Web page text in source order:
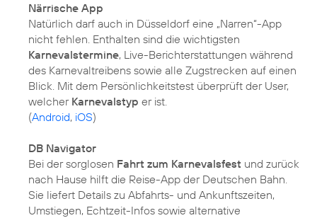
Närrische App
Natürlich darf auch in Düsseldorf eine „Narren“-App
nicht fehlen. Enthalten sind die wichtigsten
Karnevalstermine, Live-Berichterstattungen während
des Karnevaltreibens sowie alle Zugstrecken auf einen
Blick. Mit dem Persönlichkeitstest überprüft der User,
welcher Karnevalstyp er ist.
(Android, iOS)
DB Navigator
Bei der sorglosen Fahrt zum Karnevalsfest und zurück
nach Hause hilft die Reise-App der Deutschen Bahn.
Sie liefert Details zu Abfahrts- und Ankunftszeiten,
Umstiegen, Echtzeit-Infos sowie alternative